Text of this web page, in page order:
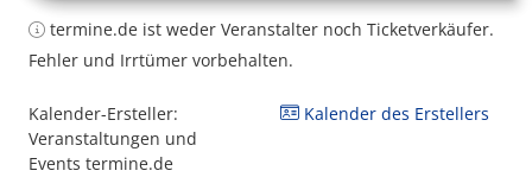
termine.de ist weder Veranstalter noch Ticketverkäufer.
Fehler und Irrtümer vorbehalten.
Kalender-Ersteller:
Veranstaltungen und
Events termine.de
Kalender des Erstellers